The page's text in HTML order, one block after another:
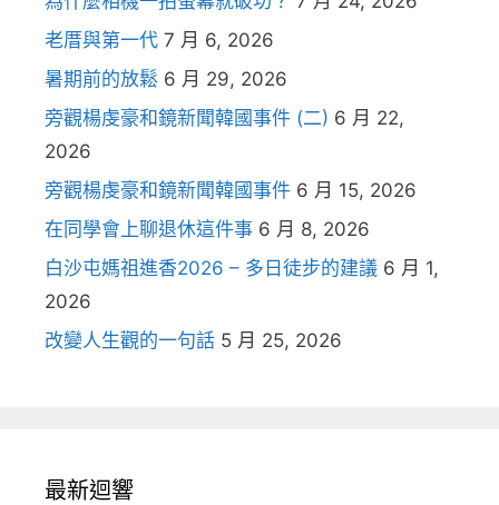
老厝與第一代 7 月 6, 2026
暑期前的放鬆 6 月 29, 2026
旁觀楊虔豪和鏡新聞韓國事件 (二) 6 月 22,
2026
旁觀楊虔豪和鏡新聞韓國事件 6 月 15, 2026
在同學會上聊退休這件事 6 月 8, 2026
白沙屯媽祖進香2026 – 多日徒步的建議 6 月 1,
2026
改變人生觀的一句話 5 月 25, 2026
最新迴響